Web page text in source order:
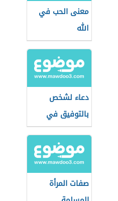
معنى الحب في
الله
دعاء لشخص
بالتوفيق في
العمل
صفات المرأة